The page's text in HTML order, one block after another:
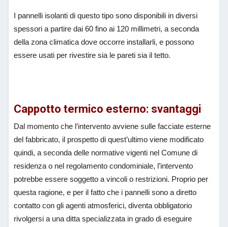
I pannelli isolanti di questo tipo sono disponibili in diversi
spessori a partire dai 60 fino ai 120 millimetri, a seconda
della zona climatica dove occorre installarli, e possono
essere usati per rivestire sia le pareti sia il tetto.
Cappotto termico esterno: svantaggi
Dal momento che l’intervento avviene sulle facciate esterne
del fabbricato, il prospetto di quest’ultimo viene modificato
quindi, a seconda delle normative vigenti nel Comune di
residenza o nel regolamento condominiale, l’intervento
potrebbe essere soggetto a vincoli o restrizioni. Proprio per
questa ragione, e per il fatto che i pannelli sono a diretto
contatto con gli agenti atmosferici, diventa obbligatorio
rivolgersi a una ditta specializzata in grado di eseguire